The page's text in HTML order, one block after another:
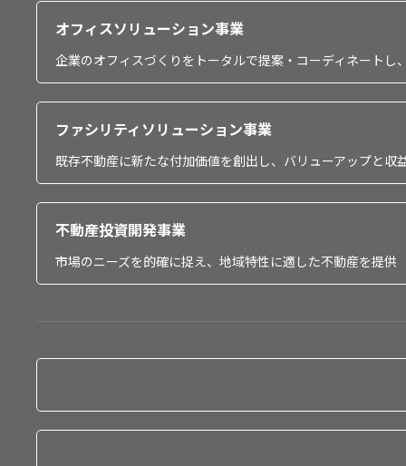
オフィスソリューション事業
企業のオフィスづくりをトータルで提案・コーディネート
ファシリティソリューション事業
既存不動産に新たな付加価値を創出し、バリューアップと収
不動産投資開発事業
市場のニーズを的確に捉え、地域特性に適した不動産を提供